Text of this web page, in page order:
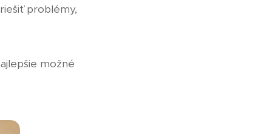
problémy,
možné